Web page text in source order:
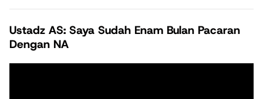
Ustadz AS: Saya Sudah Enam Bulan Pacaran
Dengan NA